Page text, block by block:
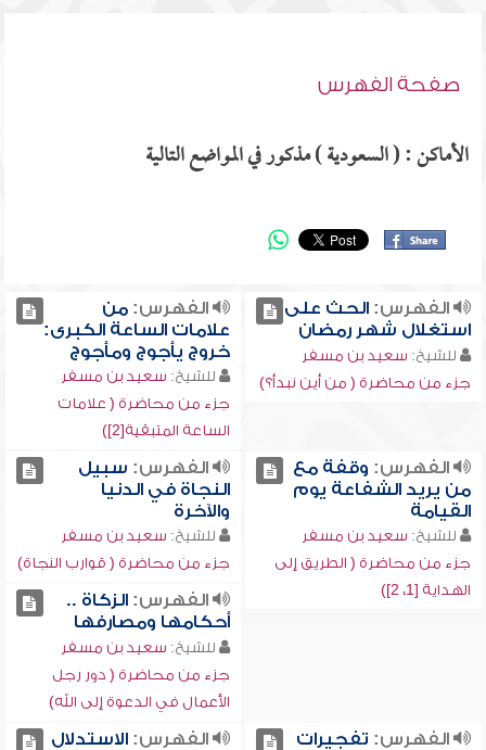
صفحة الفهرس
الأماكن : ( السعودية ) مذكور في المواضع التالية
الفهرس:الحث على
استغلال شهر رمضان
للشيخ: سعيد بن مسفر
جزء من محاضرة ( من أين نبدأ؟)
الفهرس:من
علامات الساعة الكبرى:
خروج يأجوج ومأجوج
للشيخ: سعيد بن مسفر
جزء من محاضرة ( علامات
الساعة المتبقية[2])
الفهرس: وقفة مع
من يريد الشفاعة يوم
القيامة
للشيخ: سعيد بن مسفر
جزء من محاضرة ( الطريق إلى
الهداية [1، 2])
الفهرس: سبيل
النجاة في الدنيا
والآخرة
للشيخ: سعيد بن مسفر
جزء من محاضرة ( قوارب النجاة)
الفهرس:الزكاة ..
أحكامها ومصارفها
للشيخ: سعيد بن مسفر
جزء من محاضرة ( دور رجل
الأعمال في الدعوة إلى الله)
الفهرس: تفجيرات
الفهرس:الاستدلال